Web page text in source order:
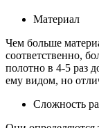
Материал
Чем больше
соответственно,
полотно в 4-5 раз
ему видом, но
Сложность